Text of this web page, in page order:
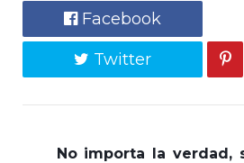
Facebook
Twitter
No importa la verdad,